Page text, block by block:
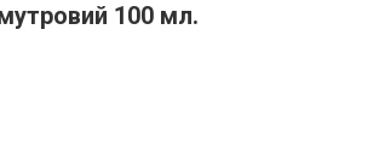
100 мл.